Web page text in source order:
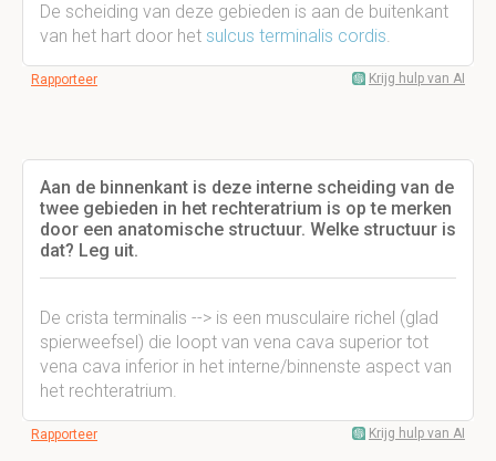
De scheiding van deze gebieden is aan de buitenkant
van het hart door het sulcus terminalis cordis.
Rapporteer Krijg hulp van AI
Aan de binnenkant is deze interne scheiding van de
twee gebieden in het rechteratrium is op te merken
door een anatomische structuur. Welke structuur is
dat? Leg uit.
De crista terminalis --> is een musculaire richel (glad
spierweefsel) die loopt van vena cava superior tot
vena cava inferior in het interne/binnenste aspect van
het rechteratrium.
Rapporteer Krijg hulp van AI